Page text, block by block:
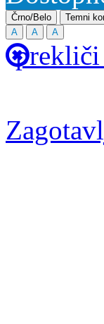
Črno/Belo Temni
A
A A
prekliči